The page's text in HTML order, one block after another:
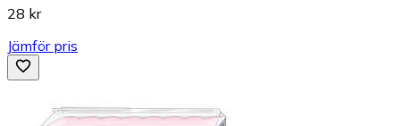
28 kr
Jämför pris